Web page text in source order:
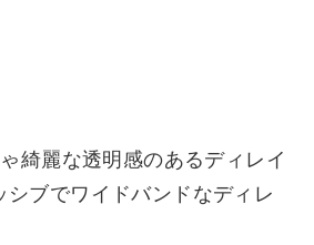
綺麗な透明感のあるディレイ
ブでワイドバンドなディレ